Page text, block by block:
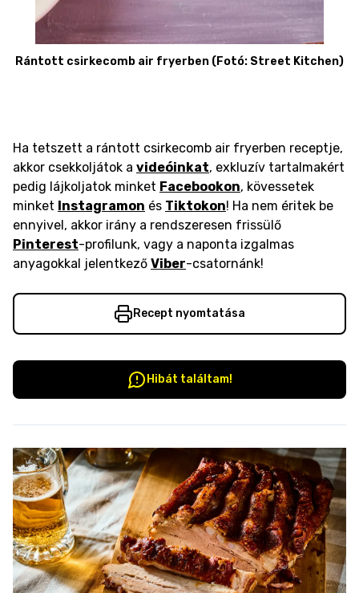
Rántott csirkecomb air fryerben (Fotó: Street Kitchen)
Ha tetszett a rántott csirkecomb air fryerben receptje,
akkor csekkoljátok a videóinkat, exkluzív tartalmakért
pedig lájkoljatok minket Facebookon, kövessetek
minket Instagramon és Tiktokon! Ha nem éritek be
ennyivel, akkor irány a rendszeresen frissülő
Pinterest-profilunk, vagy a naponta izgalmas
anyagokkal jelentkező Viber-csatornánk!
Recept nyomtatása
Hibát találtam!